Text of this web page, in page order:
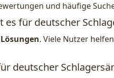
und häufige
es für deutscher
. Viele Nutzer
deutscher